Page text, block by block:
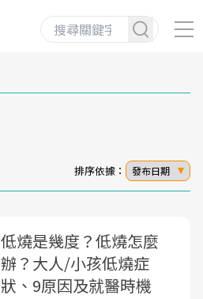
排序依據： 發布日期
低燒是幾度？低燒怎麼
辦？大人/小孩低燒症
狀、9原因及就醫時機